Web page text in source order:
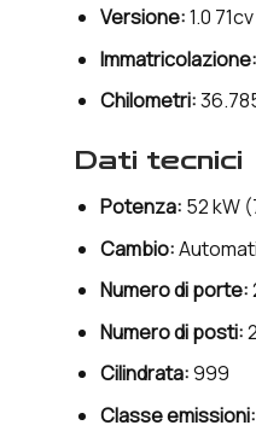
Versione:1.0
Immatricolazione:
Chilometri:
dati tecnici
Potenza: 52 kW
Cambio:
Numero di porte:
Numero di posti:2
Cilindrata:999
Classe emissioni: